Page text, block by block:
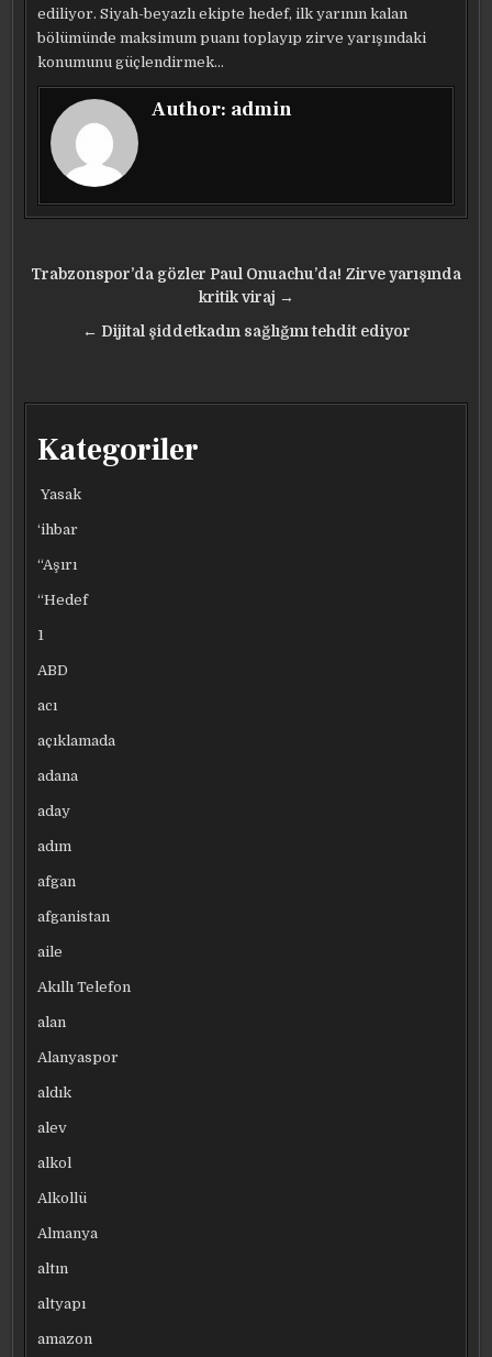
ediliyor. Siyah-beyazlı ekipte hedef, ilk yarının kalan
bölümünde maksimum puanı toplayıp zirve yarışındaki
konumunu güçlendirmek…
Author: admin
Yazı
Trabzonspor’da gözler Paul Onuachu’da! Zirve yarışında
kritik viraj →
← Dijital şiddetkadın sağlığını tehdit ediyor
Kategoriler
Yasak
‘ihbar
“Aşırı
“Hedef
1
ABD
acı
açıklamada
adana
aday
adım
afgan
afganistan
aile
Akıllı Telefon
alan
Alanyaspor
aldık
alev
alkol
Alkollü
Almanya
altın
altyapı
amazon